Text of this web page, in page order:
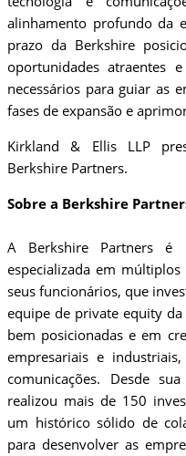
alinhamento profundo da
prazo da Berkshire
oportunidades atraentes
necessários para guiar as
fases de expansão e
Kirkland & Ellis LLP
Berkshire Partners.
Sobre a Berkshire
A Berkshire Partners é
especializada em
seus funcionários, que
equipe de private equity
bem posicionadas e em
empresariais e
comunicações. Desde
realizou mais de 150
um histórico sólido de
para desenvolver as